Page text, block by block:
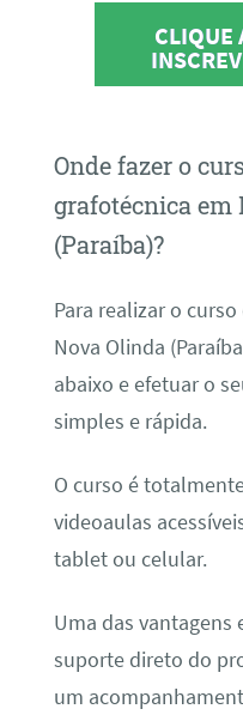
CLIQUE
Onde fazer o
grafotécnica em
(Paraíba)?
Para realizar o
Nova Olinda
abaixo e efetuar o
simples e rápida.
O curso é
videoaulas
tablet ou celular.
Uma das vantagens
suporte direto do
um